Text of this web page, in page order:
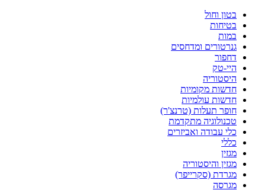
בטון וחול
בטיחות
במות
גנרטורים ומדחסים
דחפור
היי-טק
היסטוריה
חדשות מקומיות
חדשות עולמיות
חופר תעלות (טרנצ'ר)
טכנולוגיה מתקדמת
כלי עבודה ואביזרים
כללי
מגזין
מגזין והיסטוריה
מגרדת (סקרייפר)
מגרסה